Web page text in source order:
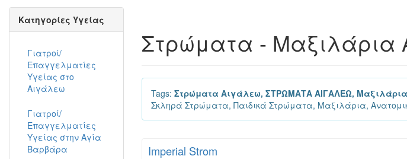
Στρώματα - Μαξιλάρια
Tags: Στρώματα Αιγάλεω, ΣΤΡΩΜΑΤΑ ΑΙΓΑΛΕΩ,
Σκληρά Στρώματα, Παιδικά Στρώματα, Μαξιλάρια,
Imperial Strom
Κατηγορίες Υγείας
Γιατροί/
Επαγγελματίες
Υγείας στο
Αιγάλεω
Γιατροί/
Επαγγελματίες
Υγείας στην Αγία
Βαρβάρα